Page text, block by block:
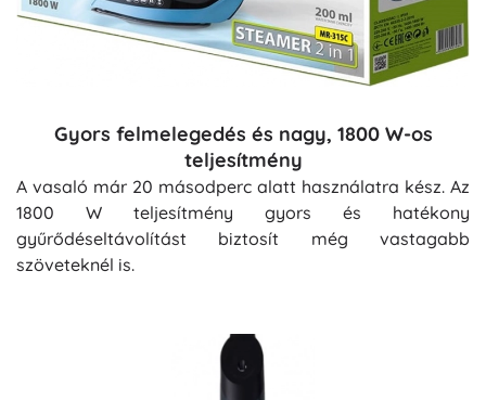
Gyors felmelegedés és nagy, 1800 W-os
teljesítmény
A vasaló már 20 másodperc alatt használatra kész. Az
1800 W teljesítmény gyors és hatékony
gyűrődéseltávolítást biztosít még vastagabb
szöveteknél is.